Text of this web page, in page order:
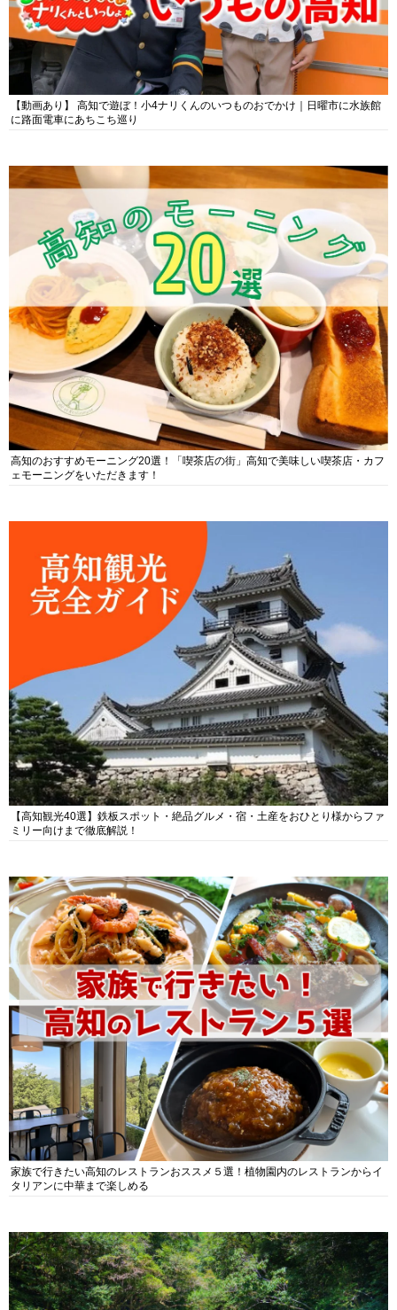
【動画あり】 高知で遊ぼ！小4ナリくんのいつものおでかけ｜日曜市に水族館
に路面電車にあちこち巡り
高知のおすすめモーニング20選！「喫茶店の街」高知で美味しい喫茶店・カフ
ェモーニングをいただきます！
【高知観光40選】鉄板スポット・絶品グルメ・宿・土産をおひとり様からファ
ミリー向けまで徹底解説！
家族で行きたい高知のレストランおススメ５選！植物園内のレストランからイ
タリアンに中華まで楽しめる